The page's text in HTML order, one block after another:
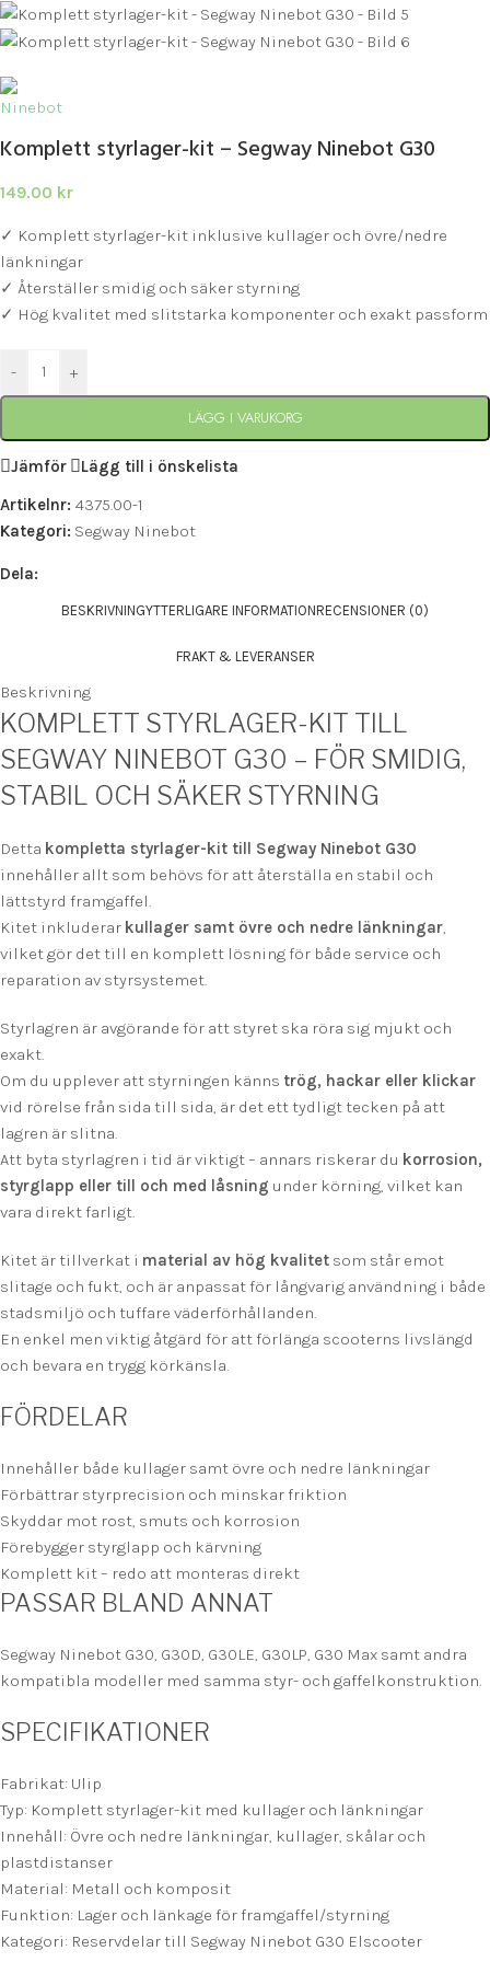
Komplett styrlager-kit – Segway Ninebot G30
149.00 kr
✓ Komplett styrlager-kit inklusive kullager och övre/nedre
länkningar
✓ Återställer smidig och säker styrning
✓ Hög kvalitet med slitstarka komponenter och exakt passform
- +
LÄGG I VARUKORG
Jämför
Lägg till i önskelista
Artikelnr: 4375.00-1
Kategori: Segway Ninebot
Dela:
BESKRIVNINGYTTERLIGARE INFORMATIONRECENSIONER (0)
FRAKT & LEVERANSER
Beskrivning
KOMPLETT STYRLAGER-KIT TILL
SEGWAY NINEBOT G30 – FÖR SMIDIG,
STABIL OCH SÄKER STYRNING
Detta kompletta styrlager-kit till Segway Ninebot G30
innehåller allt som behövs för att återställa en stabil och
lättstyrd framgaffel.
Kitet inkluderar kullager samt övre och nedre länkningar,
vilket gör det till en komplett lösning för både service och
reparation av styrsystemet.
Styrlagren är avgörande för att styret ska röra sig mjukt och
exakt.
Om du upplever att styrningen känns trög, hackar eller klickar
vid rörelse från sida till sida, är det ett tydligt tecken på att
lagren är slitna.
Att byta styrlagren i tid är viktigt – annars riskerar du korrosion,
styrglapp eller till och med låsning under körning, vilket kan
vara direkt farligt.
Kitet är tillverkat i material av hög kvalitet som står emot
slitage och fukt, och är anpassat för långvarig användning i både
stadsmiljö och tuffare väderförhållanden.
En enkel men viktig åtgärd för att förlänga scooterns livslängd
och bevara en trygg körkänsla.
FÖRDELAR
Innehåller både kullager samt övre och nedre länkningar
Förbättrar styrprecision och minskar friktion
Skyddar mot rost, smuts och korrosion
Förebygger styrglapp och kärvning
Komplett kit – redo att monteras direkt
PASSAR BLAND ANNAT
Segway Ninebot G30, G30D, G30LE, G30LP, G30 Max samt andra
kompatibla modeller med samma styr- och gaffelkonstruktion.
SPECIFIKATIONER
Fabrikat: Ulip
Typ: Komplett styrlager-kit med kullager och länkningar
Innehåll: Övre och nedre länkningar, kullager, skålar och
plastdistanser
Material: Metall och komposit
Funktion: Lager och länkage för framgaffel/styrning
Kategori: Reservdelar till Segway Ninebot G30 Elscooter